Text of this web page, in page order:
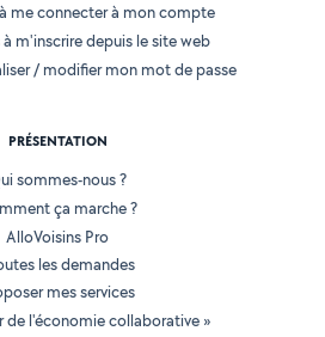
me connecter à mon compte
à m'inscrire depuis le site web
/ modifier mon mot de passe
PRÉSENTATION
sommes-nous ?
ça marche ?
AlloVoisins Pro
les demandes
mes services
de l'économie collaborative »